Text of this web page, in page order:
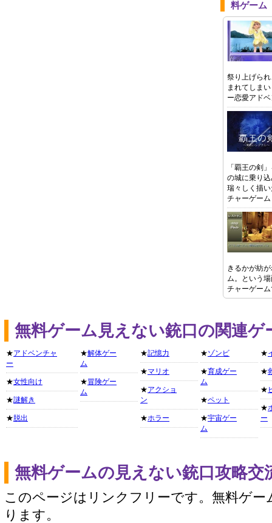
料ゲーム
祭り上げら
まれてしま
ー恋愛アド
「覇王の剣
の城に乗り
瑞々しく描
チャーゲーム
きるかが紡
ム。という
チャーゲー
無料ゲーム見えない銃口の関連ゲ
★アドベンチャ
ー
★女性向け
★謎解き
★ 脱出
★解体ゲー
ム
★冒険ゲー
ム
★記憶力
★マリオ
★アクショ
ン
★ホラー
★ゾンビ
★育成ゲー
ム
★ペット
★宇宙ゲー
ム
★
★
★
★
ー
無料ゲームの見えない銃口攻略交
このページはリンクフリーです。無料ゲー
ります。